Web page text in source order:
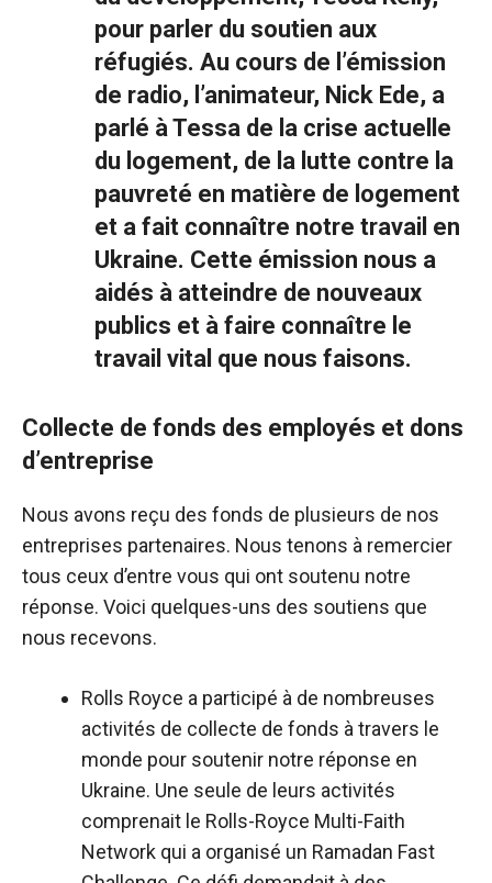
pour parler du soutien aux
réfugiés. Au cours de l’émission
de radio, l’animateur, Nick Ede, a
parlé à Tessa de la crise actuelle
du logement, de la lutte contre la
pauvreté en matière de logement
et a fait connaître notre travail en
Ukraine. Cette émission nous a
aidés à atteindre de nouveaux
publics et à faire connaître le
travail vital que nous faisons.
Collecte de fonds des employés et dons
d’entreprise
Nous avons reçu des fonds de plusieurs de nos
entreprises partenaires. Nous tenons à remercier
tous ceux d’entre vous qui ont soutenu notre
réponse. Voici quelques-uns des soutiens que
nous recevons.
Rolls Royce a participé à de nombreuses
activités de collecte de fonds à travers le
monde pour soutenir notre réponse en
Ukraine. Une seule de leurs activités
comprenait le Rolls-Royce Multi-Faith
Network qui a organisé un Ramadan Fast